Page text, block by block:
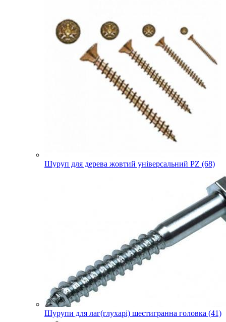
Шуруп для дерева жовтий універсальний PZ (68)
Шурупи для лаг(глухарі) шестигранна головка (41)